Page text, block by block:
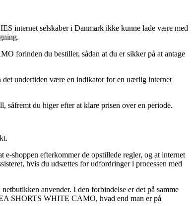
internet selskaber i Danmark ikke kunne lade være med
forinden du bestiller, sådan at du er sikker på at antage
undertiden være en indikator for en uærlig internet
såfremt du higer efter at klare prisen over en periode.
shoppen efterkommer de opstillede regler, og at internet
hvis du udsættes for udfordringer i processen med
anvender. I den forbindelse er det på samme
SHORTS WHITE CAMO, hvad end man er på